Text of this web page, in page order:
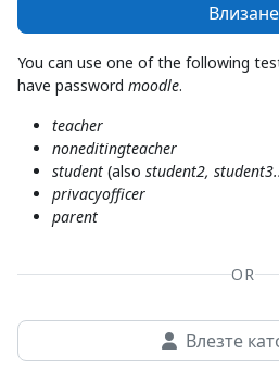
Влизане
You can use one of the following
have password moodle.
teacher
noneditingteacher
student (also student2,
privacyofficer
parent
OR
Влезте